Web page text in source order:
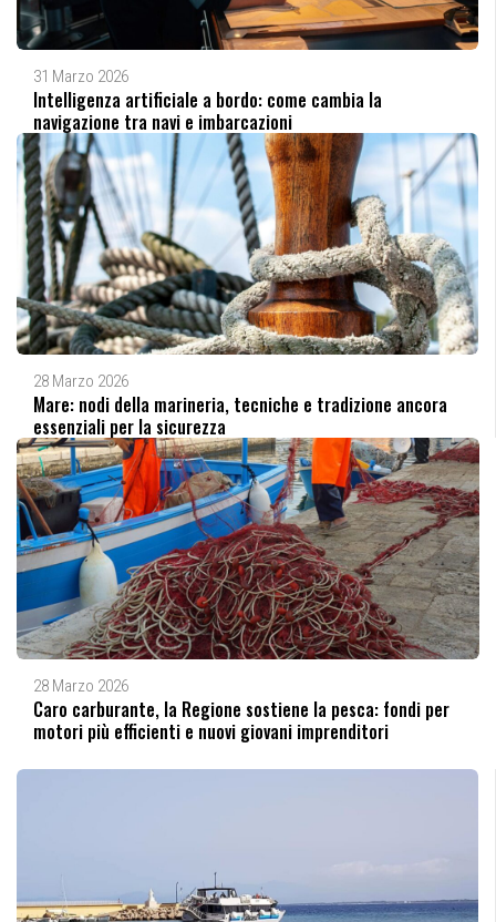
31 Marzo 2026
Intelligenza artificiale a bordo: come cambia la
navigazione tra navi e imbarcazioni
28 Marzo 2026
Mare: nodi della marineria, tecniche e tradizione ancora
essenziali per la sicurezza
28 Marzo 2026
Caro carburante, la Regione sostiene la pesca: fondi per
motori più efficienti e nuovi giovani imprenditori